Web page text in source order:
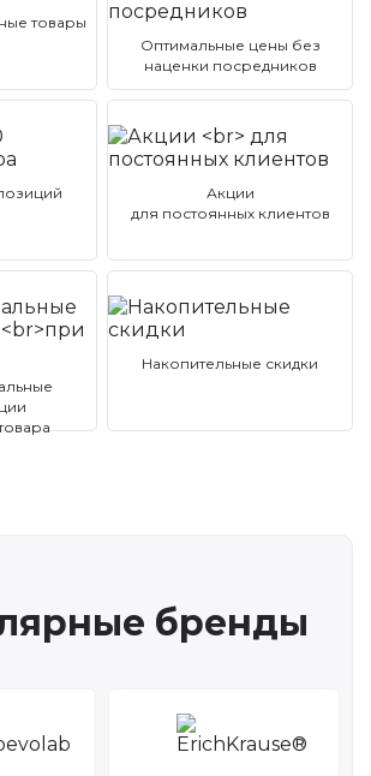
товары
Оптимальные цены без
наценки посредников
Акции
для постоянных клиентов
Накопительные скидки
бренды